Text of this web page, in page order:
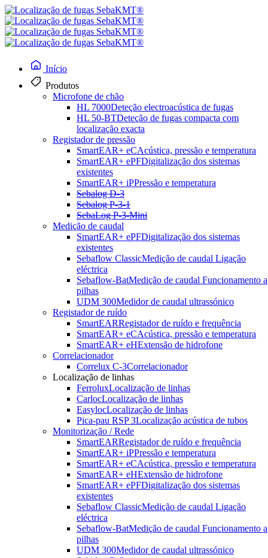
Início
Produtos
Microfone de chão
HL 7000Deteção electroacústica de fugas
HL 50-BTDeteção de fugas compacta com
localização exacta
Registador de pressão
SmartEAR+ eCAcústica, pressão e temperatura
SmartEAR+ ePFDigitalização dos sistemas
existentes
SmartEAR+ iPPressão e temperatura
Sebalog D-3
Sebalog P-3-1
SebaLog P-3-Mini
Medição de caudal
SmartEAR+ ePFDigitalização dos sistemas
existentes
Sebaflow ClassicMedição de caudal Ligação
eléctrica
Sebaflow-BatMedição de caudal Funcionamento a
pilhas
UDM 300Medidor de caudal ultrassónico
Registador de ruído
SmartEARRegistador de ruído e frequência
SmartEAR+ eCAcústica, pressão e temperatura
SmartEAR+ eHExtensão de hidrofone
Correlacionador
Correlux C-3Correlacionador
Localização de linhas
FerroluxLocalização de linhas
CarlocLocalização de linhas
EasylocLocalização de linhas
Pica-pau RSP 3Localização acústica de tubos
Monitorização / Rede
SmartEARRegistador de ruído e frequência
SmartEAR+ iPPressão e temperatura
SmartEAR+ eCAcústica, pressão e temperatura
SmartEAR+ eHExtensão de hidrofone
SmartEAR+ ePFDigitalização dos sistemas
existentes
Sebaflow ClassicMedição de caudal Ligação
eléctrica
Sebaflow-BatMedição de caudal Funcionamento a
pilhas
UDM 300Medidor de caudal ultrassónico
Localização de linhas e defeitos
Ferrolux® Rx
No mundo das infra-estruturas subterrâneas, todos os pormenores
contam. Onde está a tubagem? Onde está exatamente a falha? Com
o Ferrolux® Rx, não só tem um dispositivo de medição de alta
precisão na sua mão - tem também a certeza de tomar sempre a
decisão correta.